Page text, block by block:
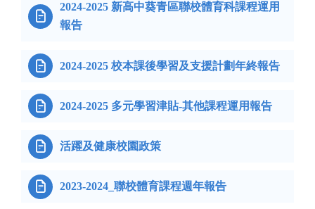

2024-2025 新高中葵青區聯校體育科課程運用
報告
 2024-2025 校本課後學習及支援計劃年終報告
 2024-2025 多元學習津貼-其他課程運用報告
 活躍及健康校園政策
 2023-2024_聯校體育課程週年報告